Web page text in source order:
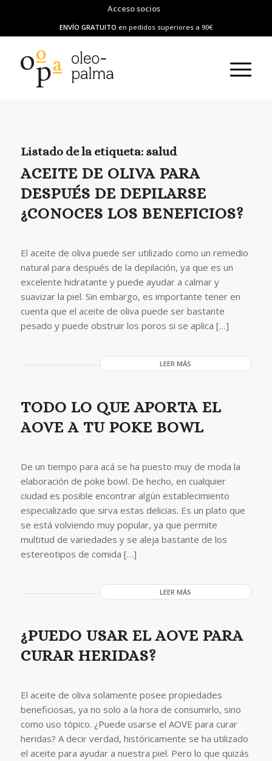
Acceso socios
ENVÍO GRATUITO en pedidos superiores a 90€
Listado de la etiqueta: salud
ACEITE DE OLIVA PARA
DESPUÉS DE DEPILARSE
¿CONOCES LOS BENEFICIOS?
El aceite de oliva puede ser utilizado como un remedio
natural para después de la depilación, ya que es un
excelente hidratante y puede ayudar a calmar y
suavizar la piel. Sin embargo, es importante tener en
cuenta que el aceite de oliva puede ser bastante
pesado y puede obstruir los poros si se aplica […]
LEER MÁS
TODO LO QUE APORTA EL
AOVE A TU POKE BOWL
De un tiempo para acá se ha puesto muy de moda la
elaboración de poke bowl. De hecho, en cualquier
ciudad es posible encontrar algún establecimiento
especializado que sirva estas delicias. Es un plato que
se está volviendo muy popular, ya que permite
multitud de variedades y se aleja bastante de los
estereotipos de comida […]
LEER MÁS
¿PUEDO USAR EL AOVE PARA
CURAR HERIDAS?
El aceite de oliva solamente posee propiedades
beneficiosas, ya no solo a la hora de consumirlo, sino
como uso tópico. ¿Puede usarse el AOVE para curar
heridas? A decir verdad, históricamente se ha utilizado
el aceite para ayudar a nuestra piel. Pero lo que quizás